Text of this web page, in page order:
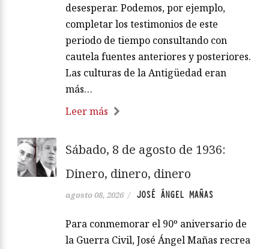
desesperar. Podemos, por ejemplo,
completar los testimonios de este
periodo de tiempo consultando con
cautela fuentes anteriores y posteriores.
Las culturas de la Antigüedad eran
más…
Leer más
Sábado, 8 de agosto de 1936:
Dinero, dinero, dinero
agosto 08, 2026 / JOSÉ ÁNGEL MAÑAS
Para conmemorar el 90º aniversario de
la Guerra Civil, José Ángel Mañas recrea